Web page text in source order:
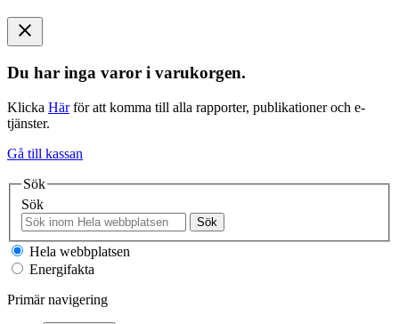
Du har inga varor i varukorgen.
Klicka Härför att komma till alla rapporter, publikationer och e-
tjänster.
Gå till kassan
Sök
Sök
Sök
Hela webbplatsen
Energifakta
Primär navigering